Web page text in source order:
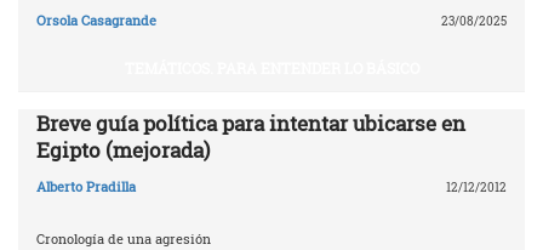
Orsola Casagrande 23/08/2025
Breve guía política para intentar ubicarse en
Egipto (mejorada)
Alberto Pradilla 12/12/2012
Cronología de una agresión